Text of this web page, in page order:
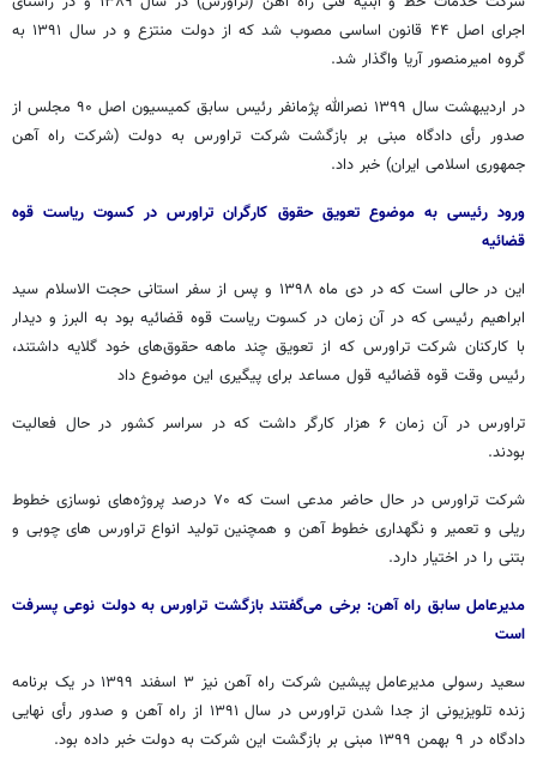
اجرای اصل ۴۴ قانون اساسی مصوب شد که از دولت
منتزع
و در سال ۱۳۹۱ به
گروه امیرمنصور آریا واگذار شد.
در اردیبهشت سال ۱۳۹۹ نصرالله
پژمانفر
رئیس سابق کمیسیون اصل ۹۰ مجلس از
صدور رأی دادگاه مبنی بر بازگشت شرکتتراورس به دولت (شرکت راه آهن
جمهوری اسلامی ایران) خبر داد.
ورود رئیسی به موضوع تعویق حقوق کارگران تراورسدر کسوت ریاست قوه
قضائیه
این در حالی است که در دی ماه ۱۳۹۸ و پس از سفر استانی حجت الاسلام سید
ابراهیم رئیسی که در آن زمان در کسوت ریاست قوه قضائیه بود به البرز و دیدار
با کارکنان شرکتتراورس که از تعویق چند ماهه حقوق‌های خود گلایه داشتند،
رئیس وقت قوه قضائیه قول مساعد برای پیگیری این موضوع داد
تراورس
در آن زمان ۶ هزار کارگر داشت که در سراسر کشور در حال فعالیت
بودند.
شرکت تراورس
در حال حاضر مدعی است که ۷۰ درصد پروژه‌های نوسازی خطوط
ریلی و تعمیر و نگهداری خطوط آهن و همچنین تولید انواعتراورس هایچوبی و
بتنی را در اختیار دارد.
مدیرعامل سابق راه آهن: برخی می‌گفتند بازگشت تراورسبه دولت نوعی پسرفت
است
سعید رسولی مدیرعامل پیشین شرکت راه آهن نیز ۳ اسفند ۱۳۹۹ در یک برنامه
زنده تلویزیونی از جدا شدن تراورس
در سال ۱۳۹۱ از راه آهن و صدور رأی نهایی
دادگاه در ۹ بهمن ۱۳۹۹ مبنی بر بازگشت این شرکت به دولت خبر داده بود.